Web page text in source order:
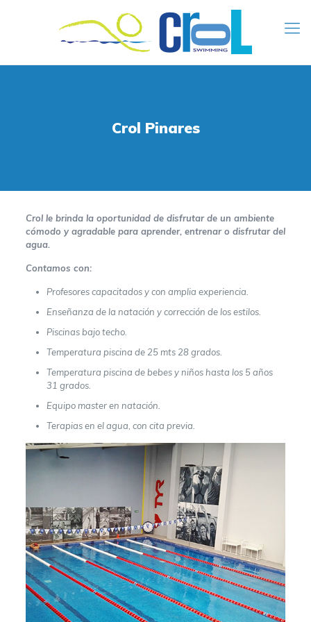
Crol Pinares
Crol le brinda la oportunidad de disfrutar de un ambiente
cómodo y agradable para aprender, entrenar o disfrutar del
agua.
Contamos con:
Profesores capacitados y con amplia experiencia.
Enseñanza de la natación y corrección de los estilos.
Piscinas bajo techo.
Temperatura piscina de 25 mts 28 grados.
Temperatura piscina de bebes y niños hasta los 5 años
31 grados.
Equipo master en natación.
Terapias en el agua, con cita previa.